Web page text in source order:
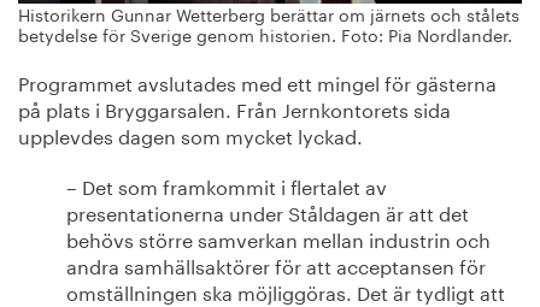
Historikern Gunnar Wetterberg berättar om järnets och stålets
betydelse för Sverige genom historien. Foto: Pia Nordlander.
Programmet avslutades med ett mingel för gästerna
på plats i Bryggarsalen. Från Jernkontorets sida
upplevdes dagen som mycket lyckad.
– Det som framkommit i flertalet av
presentationerna under Ståldagen är att det
behövs större samverkan mellan industrin och
andra samhällsaktörer för att acceptansen för
omställningen ska möjliggöras. Det är tydligt att